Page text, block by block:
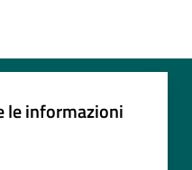
le informazioni